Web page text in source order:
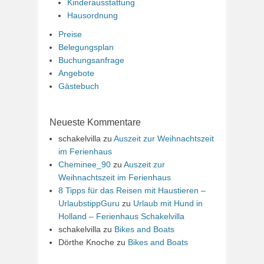
Kinderausstattung
Hausordnung
Preise
Belegungsplan
Buchungsanfrage
Angebote
Gästebuch
Neueste Kommentare
schakelvilla zu Auszeit zur Weihnachtszeit
im Ferienhaus
Cheminee_90 zu Auszeit zur
Weihnachtszeit im Ferienhaus
8 Tipps für das Reisen mit Haustieren –
UrlaubstippGuru zu Urlaub mit Hund in
Holland – Ferienhaus Schakelvilla
schakelvilla zu Bikes and Boats
Dörthe Knoche zu Bikes and Boats